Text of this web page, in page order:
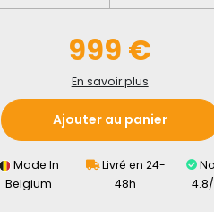
999 €
En savoir plus
Ajouter au panier
Made In
Belgium
Livré en 24-
48h